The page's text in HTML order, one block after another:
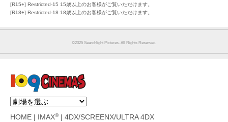
[R15+] Restricted-15 15歳以上のお客様がご覧いただけます。
[R18+] Restricted-18 18歳以上のお客様がご覧いただけます。
©︎2025 Searchlight Pictures. All Rights Reserved.
HOME IMAX®| 4DX/SCREENX/ULTRA 4DX